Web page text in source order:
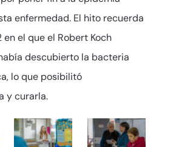
enfermedad. El hito recuerda
en el que el Robert Koch
descubierto la bacteria
lo que posibilitó
y curarla.